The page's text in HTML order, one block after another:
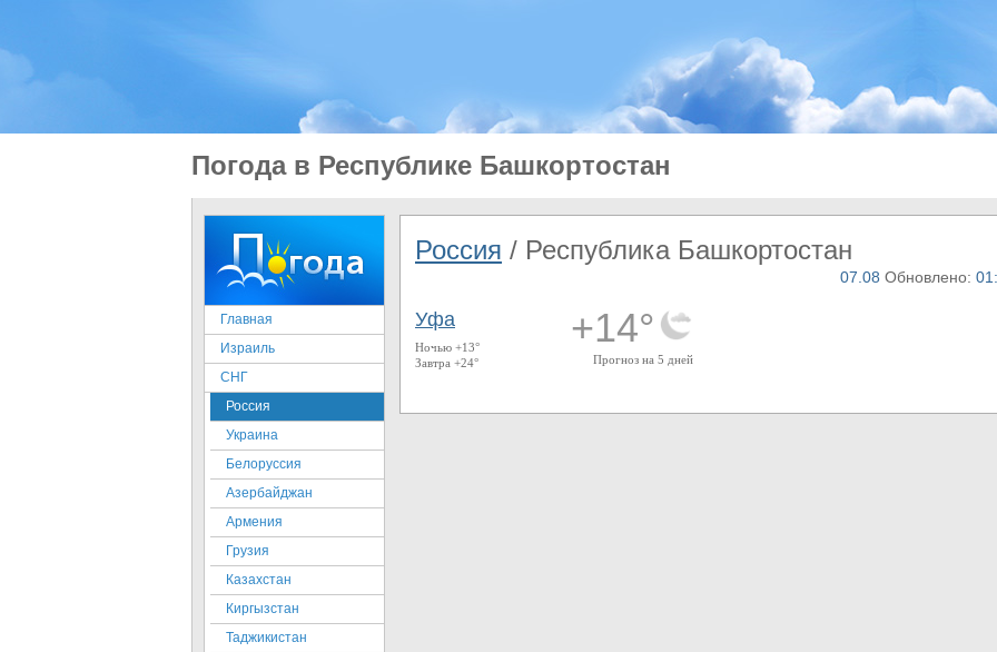
Погода в Республике Башкортостан
Главная
Израиль
СНГ
Россия
Украина
Белоруссия
Азербайджан
Армения
Грузия
Казахстан
Киргызстан
Таджикистан
Россия / Республика Башкортостан
07.08 Обновлено:
Уфа
Ночью +13°
Завтра +24°
+14°
Прогноз на 5 дней